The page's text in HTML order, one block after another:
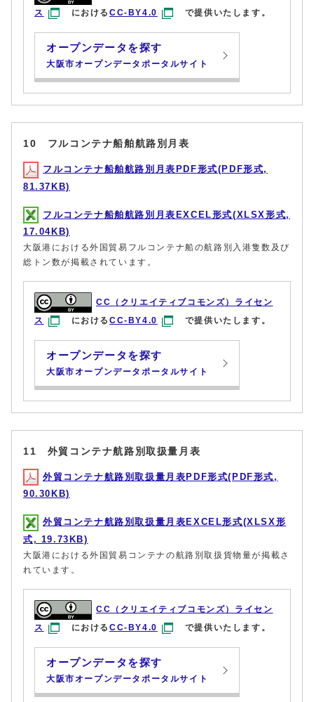
ス におけるCC-BY4.0 で提供いたします。
オープンデータを探す
大阪市オープンデータポータルサイト
10 フルコンテナ船舶航路別月表
フルコンテナ船舶航路別月表PDF形式(PDF形式,
81.37KB)
フルコンテナ船舶航路別月表EXCEL形式(XLSX形式,
17.04KB)
大阪港における外国貿易フルコンテナ船の航路別入港隻数及び
総トン数が掲載されています。
CC（クリエイティブコモンズ）ライセン
ス
におけるCC-BY4.0 で提供いたします。
オープンデータを探す
大阪市オープンデータポータルサイト
11 外貿コンテナ航路別取扱量月表
外貿コンテナ航路別取扱量月表PDF形式(PDF形式,
90.30KB)
外貿コンテナ航路別取扱量月表EXCEL形式(XLSX形
式, 19.73KB)
大阪港における外国貿易コンテナの航路別取扱貨物量が掲載さ
れています。
CC（クリエイティブコモンズ）ライセン
ス
におけるCC-BY4.0 で提供いたします。
オープンデータを探す
大阪市オープンデータポータルサイト